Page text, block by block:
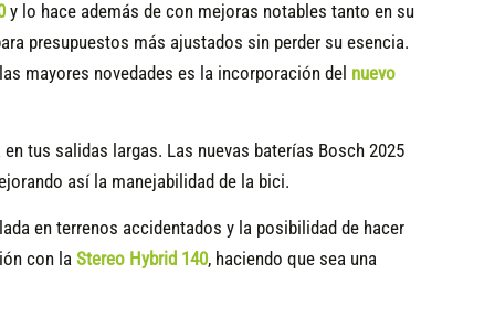
y lo hace además de con mejoras notables tanto en su
presupuestos más ajustados sin perder su esencia.
mayores novedades es la incorporación del nuevo
tus salidas largas. Las nuevas baterías Bosch 2025
así la manejabilidad de la bici.
en terrenos accidentados y la posibilidad de hacer
con la Stereo Hybrid 140, haciendo que sea una